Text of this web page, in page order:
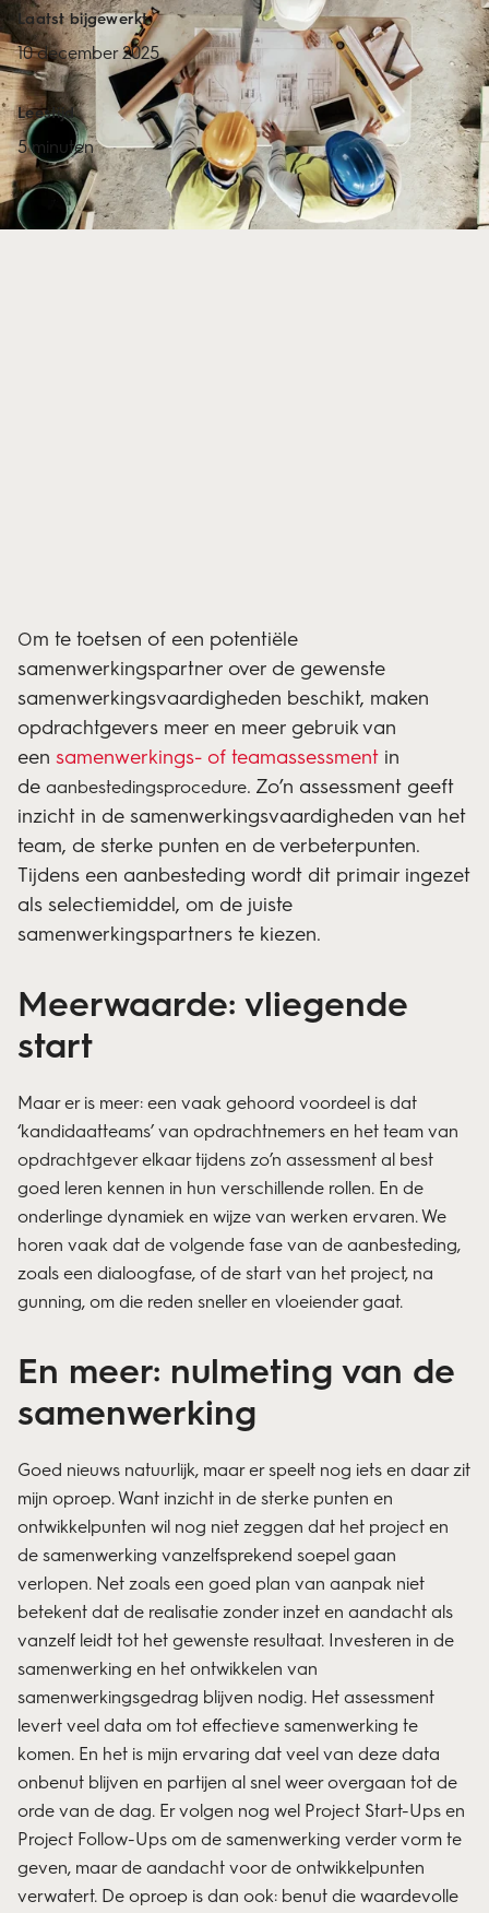
Laatst bijgewerkt
10 december 2025
Leestijd
5 minuten
Om te toetsen of een potentiële
samenwerkingspartner over de gewenste
samenwerkingsvaardigheden beschikt, maken
opdrachtgevers meer en meer gebruik van
een samenwerkings- of teamassessment in
de aanbestedingsprocedure. Zo’n assessment geeft
inzicht in de samenwerkingsvaardigheden van het
team, de sterke punten en de verbeterpunten.
Tijdens een aanbesteding wordt dit primair ingezet
als selectiemiddel, om de juiste
samenwerkingspartners te kiezen.
Meerwaarde: vliegende
start
Maar er is meer: een vaak gehoord voordeel is dat
‘kandidaatteams’ van opdrachtnemers en het team van
opdrachtgever elkaar tijdens zo’n assessment al best
goed leren kennen in hun verschillende rollen. En de
onderlinge dynamiek en wijze van werken ervaren. We
horen vaak dat de volgende fase van de aanbesteding,
zoals een dialoogfase, of de start van het project, na
gunning, om die reden sneller en vloeiender gaat.
En meer: nulmeting van de
samenwerking
Goed nieuws natuurlijk, maar er speelt nog iets en daar zit
mijn oproep. Want inzicht in de sterke punten en
ontwikkelpunten wil nog niet zeggen dat het project en
de samenwerking vanzelfsprekend soepel gaan
verlopen. Net zoals een goed plan van aanpak niet
betekent dat de realisatie zonder inzet en aandacht als
vanzelf leidt tot het gewenste resultaat. Investeren in de
samenwerking en het ontwikkelen van
samenwerkingsgedrag blijven nodig. Het assessment
levert veel data om tot effectieve samenwerking te
komen. En het is mijn ervaring dat veel van deze data
onbenut blijven en partijen al snel weer overgaan tot de
orde van de dag. Er volgen nog wel Project Start-Ups en
Project Follow-Ups om de samenwerking verder vorm te
geven, maar de aandacht voor de ontwikkelpunten
verwatert. De oproep is dan ook: benut die waardevolle